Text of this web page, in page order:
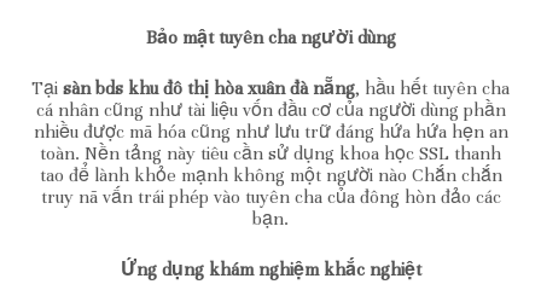
Bảo mật tuyên cha người dùng
Tại sàn bds khu đô thị hòa xuân đà nẵng, hầu hết tuyên cha
cá nhân cũng như tài liệu vốn đầu cơ của người dùng phần
nhiều được mã hóa cũng như lưu trữ đáng hứa hứa hẹn an
toàn. Nền tảng này tiêu cần sử dụng khoa học SSL thanh
tao để lành khỏe mạnh không một người nào Chắn chắn
truy nã vấn trái phép vào tuyên cha của đông hòn đảo các
bạn.
Ứng dụng khám nghiệm khắc nghiệt